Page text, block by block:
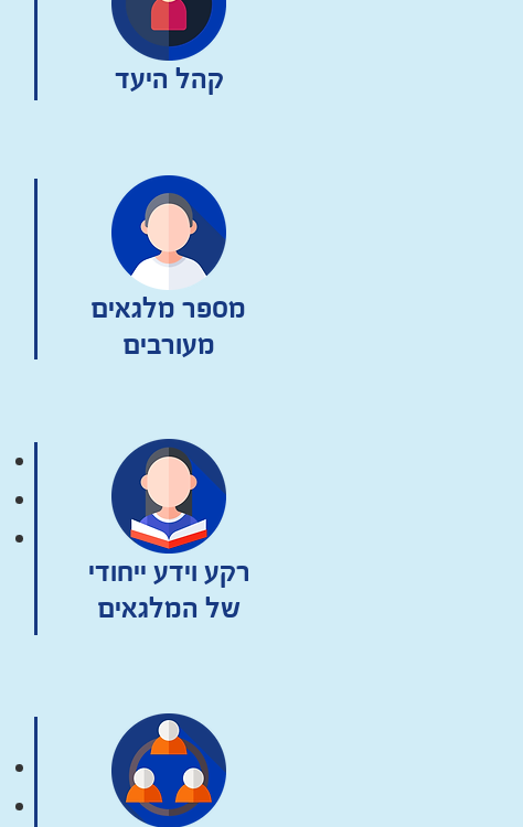
קהל היעד
מספר מלגאים
מעורבים
רקע וידע ייחודי
של המלגאים